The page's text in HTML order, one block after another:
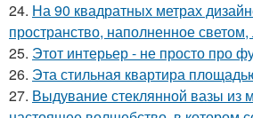
24. На 90 квадратных метрах
пространство, наполненное
25. Этот интерьер - не просто про
26. Эта стильная квартира
27. Выдувание стеклянной вазы из